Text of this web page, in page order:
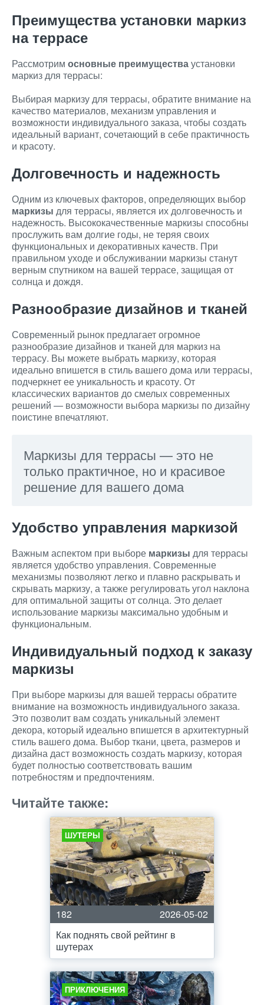
Преимущества установки маркиз
на террасе
Рассмотрим основные преимуществаустановки
маркиз для террасы:
Выбирая маркизу для террасы, обратите внимание на
качество материалов, механизм управления и
возможности индивидуального заказа, чтобы создать
идеальный вариант, сочетающий в себе практичность
и красоту.
Долговечность и надежность
Одним из ключевых факторов, определяющих выбор
маркизы для террасы, является их долговечность и
надежность. Высококачественные маркизы способны
прослужить вам долгие годы, не теряя своих
функциональных и декоративных качеств. При
правильном уходе и обслуживании маркизы станут
верным спутником на вашей террасе, защищая от
солнца и дождя.
Разнообразие дизайнов и тканей
Современный рынок предлагает огромное
разнообразие дизайнов и тканей для маркиз на
террасу. Вы можете выбрать маркизу, которая
идеально впишется в стиль вашего дома или террасы,
подчеркнет ее уникальность и красоту. От
классических вариантов до смелых современных
решений — возможности выбора маркизы по дизайну
поистине впечатляют.
Маркизы для террасы — это не
только практичное, но и красивое
решение для вашего дома
Удобство управления маркизой
Важным аспектом при выборе маркизы для террасы
является удобство управления. Современные
механизмы позволяют легко и плавно раскрывать и
скрывать маркизу, а также регулировать угол наклона
для оптимальной защиты от солнца. Это делает
использование маркизы максимально удобным и
функциональным.
Индивидуальный подход к заказу
маркизы
При выборе маркизы для вашей террасы обратите
внимание на возможность индивидуального заказа.
Это позволит вам создать уникальный элемент
декора, который идеально впишется в архитектурный
стиль вашего дома. Выбор ткани, цвета, размеров и
дизайна даст возможность создать маркизу, которая
будет полностью соответствовать вашим
потребностям и предпочтениям.
Читайте также:
ШУТЕРЫ
182
2026-05-02
Как поднять свой рейтинг в
шутерах
ПРИКЛЮЧЕНИЯ